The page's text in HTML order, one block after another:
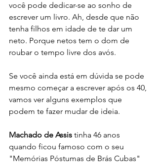
você pode dedicar-se ao sonho de
escrever um livro. Ah, desde que não
tenha filhos em idade de te dar um
neto. Porque netos tem o dom de
roubar o tempo livre dos avós.
Se você ainda está em dúvida se pode
mesmo começar a escrever após os 40,
vamos ver alguns exemplos que
podem te fazer mudar de ideia.
Machado de Assis tinha 46 anos
quando ficou famoso com o seu
"Memórias Póstumas de Brás Cubas"